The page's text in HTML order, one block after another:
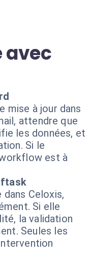
avec
mise à jour dans
attendre que
les données, et
Si le
est à
dans Celoxis,
Si elle
la validation
Seules les